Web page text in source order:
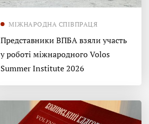
МІЖНАРОДНА СПІВПРАЦЯ
Представники ВПБА взяли участь
у роботі міжнародного Volos
Summer Institute 2026